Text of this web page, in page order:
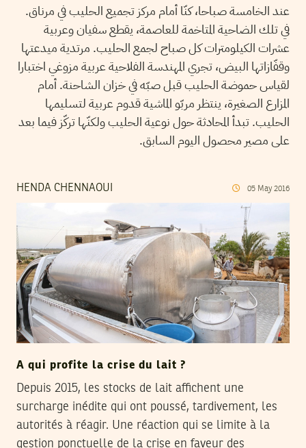
عند الخامسة صباحا، كنّا أمام مركز تجميع الحليب في مرناق.
في تلك الضاحية المتاخمة للعاصمة، يقطع سفيان وعربية
عشرات الكيلومترات كل صباح لجمع الحليب. مرتدية ميدعتها
وقفّازاتها البيض، تجري المهندسة الفلاحية عربية مزوغي اختبارا
لقياس حموضة الحليب قبل صبّه في خزان الشاحنة. أمام
المزارع الصغيرة، ينتظر مربّو الماشية قدوم عربية لتسليمها
الحليب. تبدأ المحادثة حول نوعية الحليب ولكنّها تركّز فيما بعد
على مصير محصول اليوم السابق.
HENDA CHENNAOUI 05 May 2016
A qui profite la crise du lait ?
Depuis 2015, les stocks de lait affichent une
surcharge inédite qui ont poussé, tardivement, les
autorités à réagir. Une réaction qui se limite à la
gestion ponctuelle de la crise en faveur des